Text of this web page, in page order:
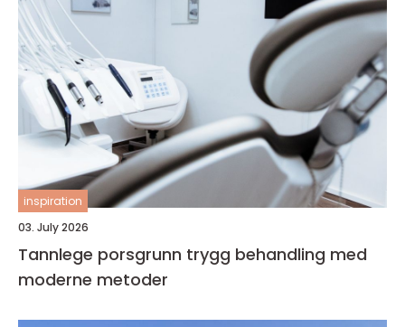
inspiration
03. July 2026
Tannlege porsgrunn trygg behandling med
moderne metoder